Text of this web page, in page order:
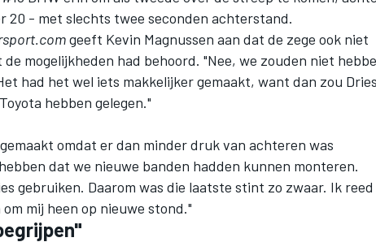
20 - met slechts twee seconden achterstand.
geeft Kevin Magnussen aan dat de zege ook niet
mogelijkheden had behoord. "Nee, we zouden niet
had het wel iets makkelijker gemaakt, want dan zou Dries
hebben gelegen."
omdat er dan minder druk van achteren was
dat we nieuwe banden hadden kunnen monteren.
gebruiken. Daarom was die laatste stint zo zwaar. Ik reed
mij heen op nieuwe stond."